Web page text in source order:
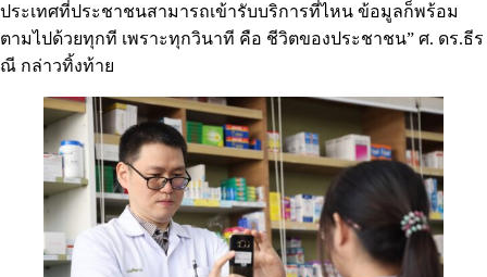
ประเทศที่ประชาชนสามารถเข้ารับบริการที่ไหน ข้อมูลก็พร้อม
ตามไปด้วยทุกที เพราะทุกวินาที คือ ชีวิตของประชาชน” ศ. ดร.ธีร
ณี กล่าวทิ้งท้าย